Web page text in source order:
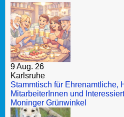
9 Aug. 26
Karlsruhe
Stammtisch für Ehrenamtliche,
MitarbeiterInnen und
Moninger Grünwinkel